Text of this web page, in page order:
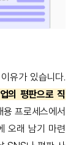
유가 있습니다.
의 평판으로 직
프로세스에서
오래 남기 마련